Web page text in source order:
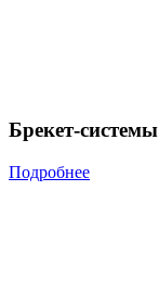
Брекет-системы
Подробнее